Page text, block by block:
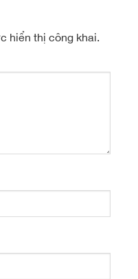
hiển thị công khai.